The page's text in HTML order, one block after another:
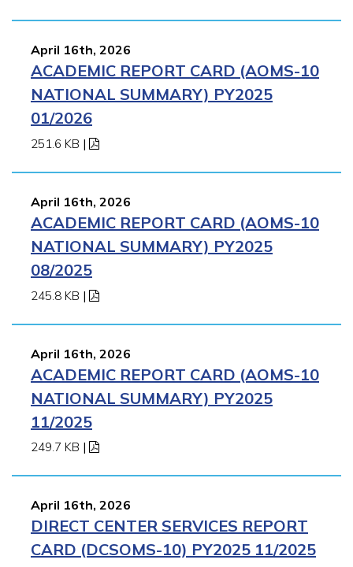
April 16th, 2026
ACADEMIC REPORT CARD (AOMS-10
NATIONAL SUMMARY) PY2025
01/2026
251.6 KB |
April 16th, 2026
ACADEMIC REPORT CARD (AOMS-10
NATIONAL SUMMARY) PY2025
08/2025
245.8 KB |
April 16th, 2026
ACADEMIC REPORT CARD (AOMS-10
NATIONAL SUMMARY) PY2025
11/2025
249.7 KB |
April 16th, 2026
DIRECT CENTER SERVICES REPORT
CARD (DCSOMS-10) PY2025 11/2025